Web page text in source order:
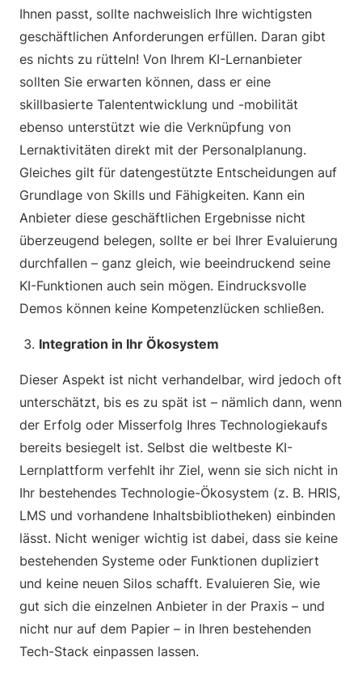
Ihnen passt, sollte nachweislich Ihre wichtigsten
geschäftlichen Anforderungen erfüllen. Daran gibt
es nichts zu rütteln! Von Ihrem KI-Lernanbieter
sollten Sie erwarten können, dass er eine
skillbasierte Talententwicklung und -mobilität
ebenso unterstützt wie die Verknüpfung von
Lernaktivitäten direkt mit der Personalplanung.
Gleiches gilt für datengestützte Entscheidungen auf
Grundlage von Skills und Fähigkeiten. Kann ein
Anbieter diese geschäftlichen Ergebnisse nicht
überzeugend belegen, sollte er bei Ihrer Evaluierung
durchfallen – ganz gleich, wie beeindruckend seine
KI-Funktionen auch sein mögen. Eindrucksvolle
Demos können keine Kompetenzlücken schließen.
Integration in Ihr Ökosystem
Dieser Aspekt ist nicht verhandelbar, wird jedoch oft
unterschätzt, bis es zu spät ist – nämlich dann, wenn
der Erfolg oder Misserfolg Ihres Technologiekaufs
bereits besiegelt ist. Selbst die weltbeste KI-
Lernplattform verfehlt ihr Ziel, wenn sie sich nicht in
Ihr bestehendes Technologie-Ökosystem (z. B. HRIS,
LMS und vorhandene Inhaltsbibliotheken) einbinden
lässt. Nicht weniger wichtig ist dabei, dass sie keine
bestehenden Systeme oder Funktionen dupliziert
und keine neuen Silos schafft. Evaluieren Sie, wie
gut sich die einzelnen Anbieter in der Praxis – und
nicht nur auf dem Papier – in Ihren bestehenden
Tech-Stack einpassen lassen.